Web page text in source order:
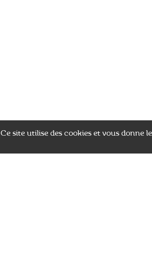
Ce site utilise des cookies et vous donne